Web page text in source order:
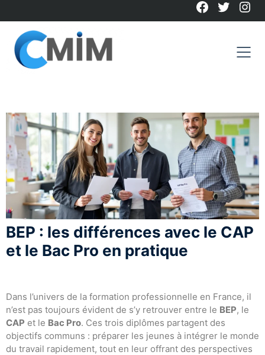
to
content
Facebook
Twitter
BEP : les différences avec le CAP
et le Bac Pro en pratique
Dans l’univers de la formation professionnelle en France, il
n’est pas toujours évident de s’y retrouver entre le BEP, le
CAP et le Bac Pro. Ces trois diplômes partagent des
objectifs communs : préparer les jeunes à intégrer le monde
du travail rapidement, tout en leur offrant des perspectives